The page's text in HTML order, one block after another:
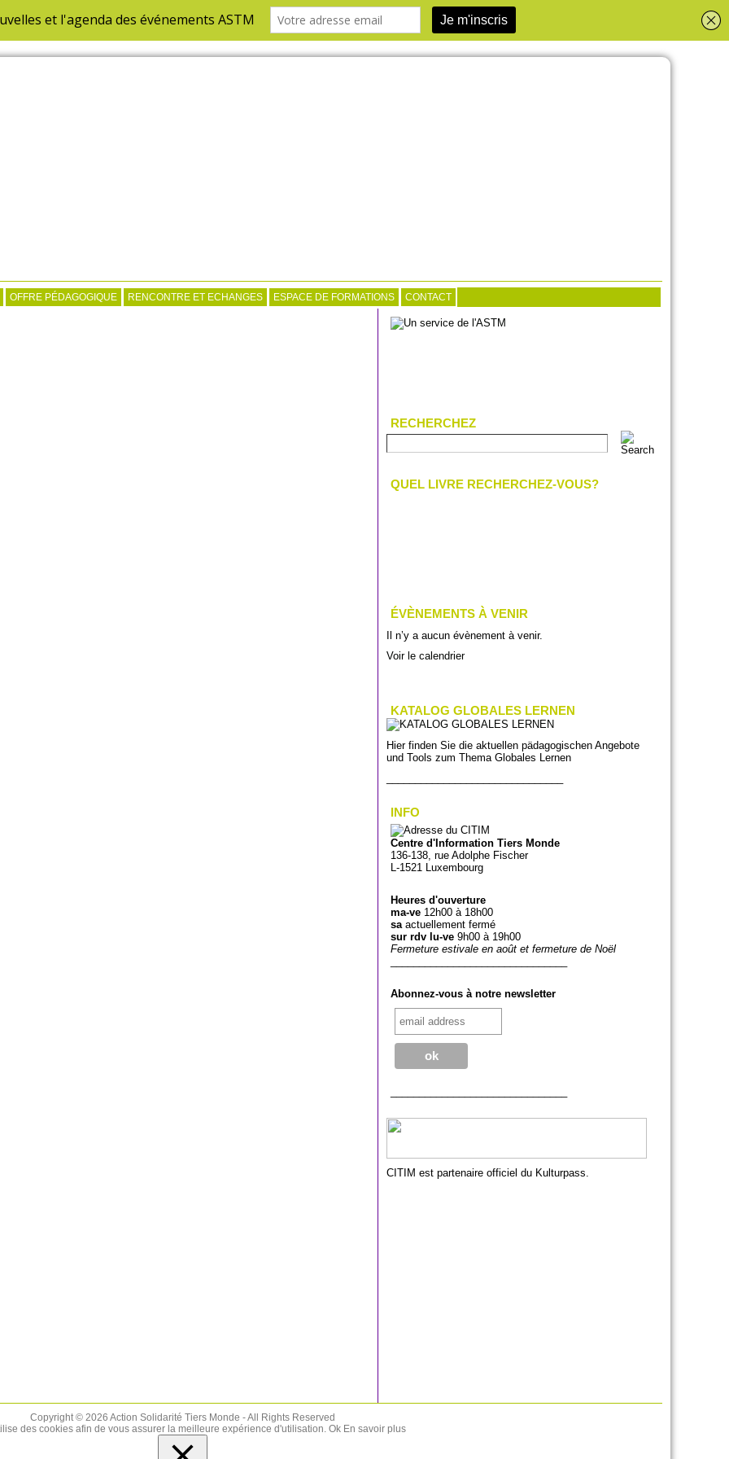
OFFRE PÉDAGOGIQUE RENCONTRE ET ECHANGES ESPACE DE FORMATIONS CONTACT
RECHERCHEZ
QUEL LIVRE RECHERCHEZ-VOUS?
ÉVÈNEMENTS À VENIR
Il n’y a aucun évènement à venir.
Voir le calendrier
KATALOG GLOBALES LERNEN
Hier finden Sie die aktuellen pädagogischen Angebote
und Tools zum Thema Globales Lernen
INFO
Centre d'Information Tiers Monde
136-138, rue Adolphe Fischer
L-1521 Luxembourg
Heures d'ouverture
ma-ve 12h00 à 18h00
saactuellement fermé
sur rdv lu-ve 9h00 à 19h00
Fermeture estivale en août et fermeture de Noël
Abonnez-vous à notre newsletter
CITIM est partenaire officiel du Kulturpass.
Copyright © 2026 Action Solidarité Tiers Monde - All Rights Reserved
des cookies afin de vous assurer la meilleure expérience d'utilisation. Ok En savoir plus